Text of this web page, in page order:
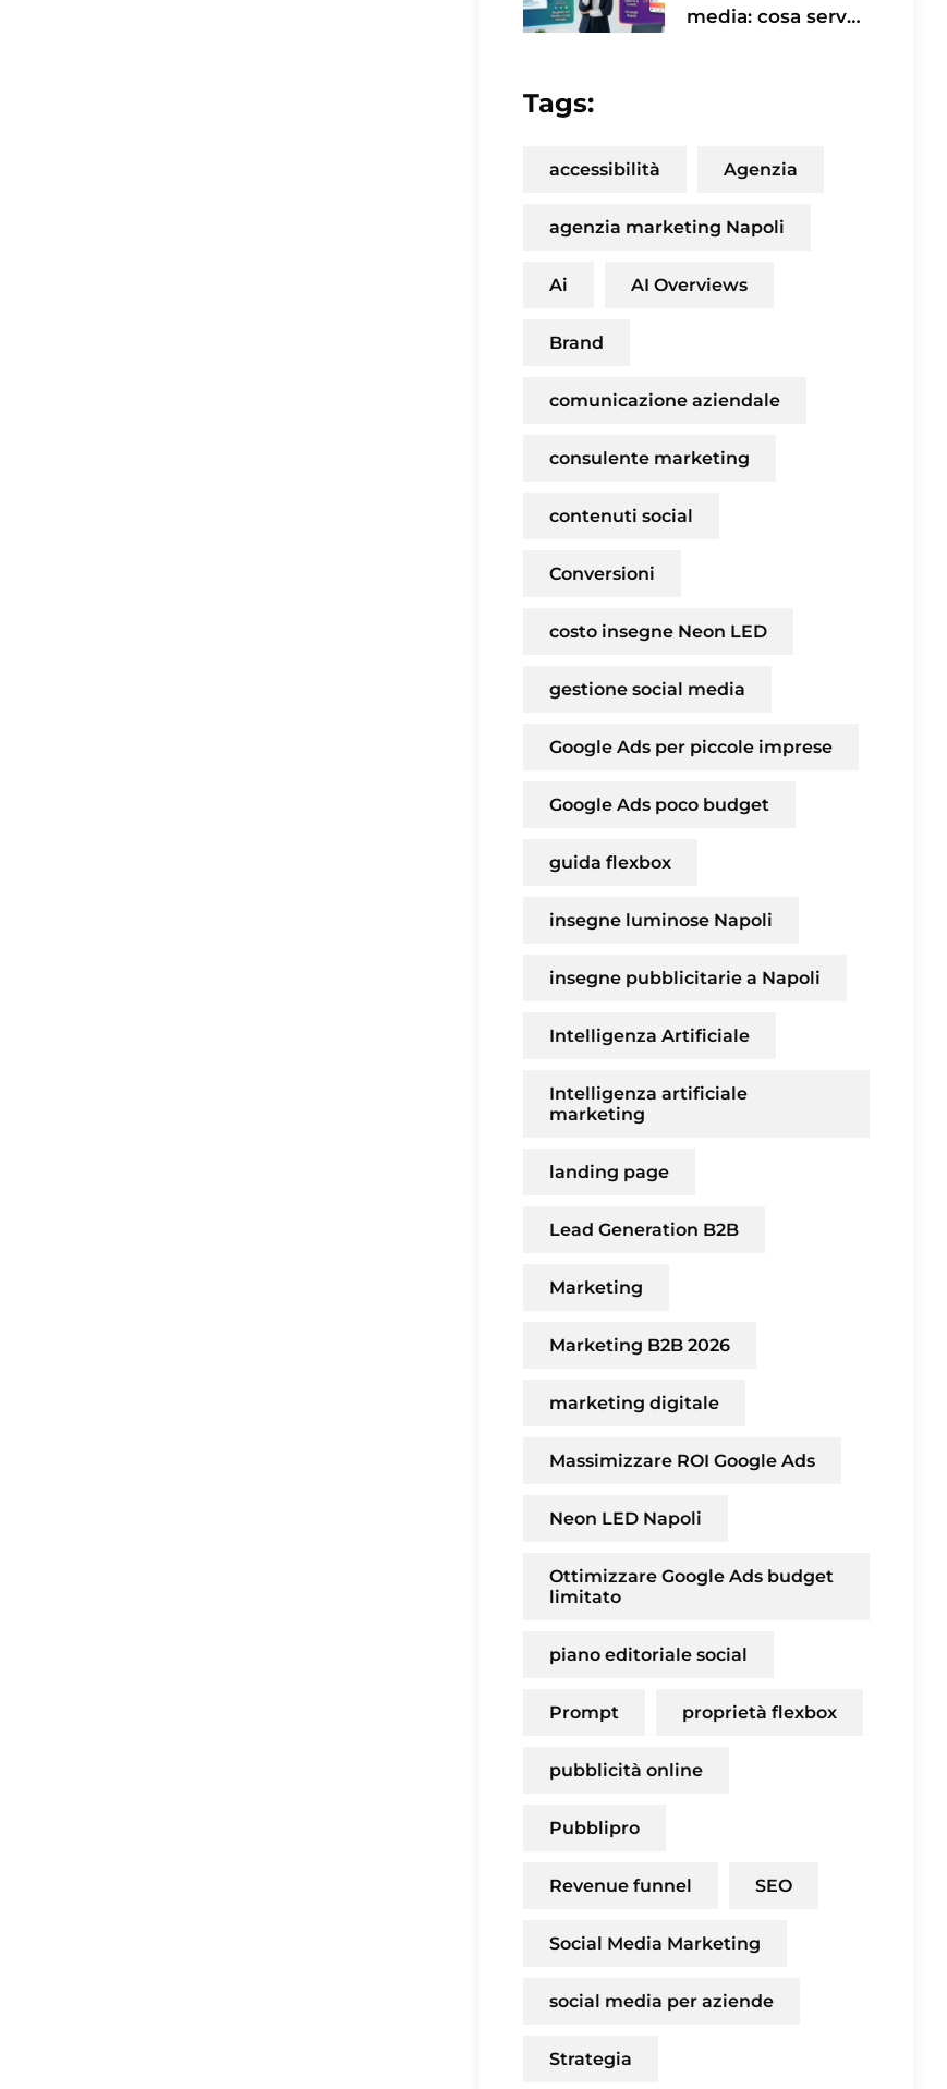
media: cosa serve
Tags:
accessibilità Agenzia
agenzia marketing Napoli
Ai AI Overviews
Brand
comunicazione aziendale
consulente marketing
contenuti social
Conversioni
costo insegne Neon LED
gestione social media
Google Ads per piccole imprese
Google Ads poco budget
guida flexbox
insegne luminose Napoli
insegne pubblicitarie a Napoli
Intelligenza Artificiale
Intelligenza artificiale
marketing
landing page
Lead Generation B2B
Marketing
Marketing B2B 2026
marketing digitale
Massimizzare ROI Google Ads
Neon LED Napoli
Ottimizzare Google Ads budget
limitato
piano editoriale social
Prompt proprietà flexbox
pubblicità online
Pubblipro
Revenue funnel SEO
Social Media Marketing
social media per aziende
Strategia